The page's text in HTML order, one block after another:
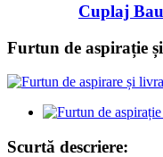
Cuplaj
Furtun de aspirație
Scurtă descriere: